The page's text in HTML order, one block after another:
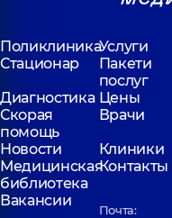
ПоликлиникаУслуги
Стационар
Пакети
послуг
Диагностика Цены
Скорая
помощь
Врачи
Новости
Клиники
Медицинская
библиотека
Контакты
Вакансии
Почта: